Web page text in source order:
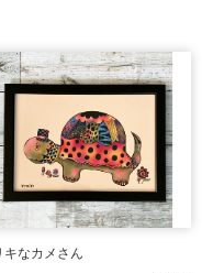
キなカメさん